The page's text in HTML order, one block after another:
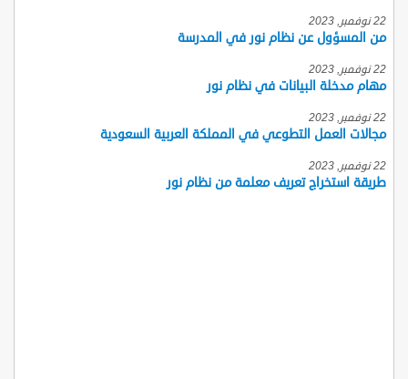
22 نوفمبر, 2023
من المسؤول عن نظام نور في المدرسة
22 نوفمبر, 2023
مهام مدخلة البيانات في نظام نور
22 نوفمبر, 2023
مجالات العمل التطوعي في المملكة العربية السعودية
22 نوفمبر, 2023
طريقة استخراج تعريف معلمة من نظام نور